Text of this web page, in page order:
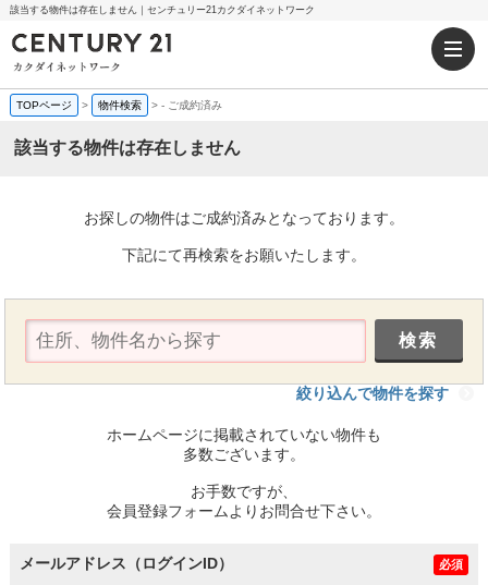
該当する物件は存在しません｜センチュリー21カクダイネットワーク
TOPページ > 物件検索 >- ご成約済み
該当する物件は存在しません
お探しの物件はご成約済みとなっております。
下記にて再検索をお願いたします。
絞り込んで物件を探す
ホームページに掲載されていない物件も
多数ございます。
お手数ですが、
会員登録フォームよりお問合せ下さい。
メールアドレス（ログインID） 必須